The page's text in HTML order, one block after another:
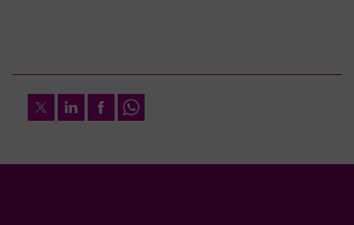
TwitterLinkedInFacebookWhatsapp